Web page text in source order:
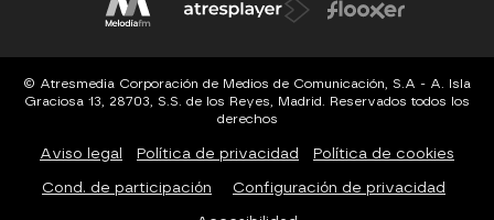
© Atresmedia Corporación de Medios de Comunicación, S.A - A. Isla
Graciosa 13, 28703, S.S. de los Reyes, Madrid. Reservados todos los
derechos
Aviso legal Política de privacidad Política de cookies
Cond. de participación Configuración de privacidad